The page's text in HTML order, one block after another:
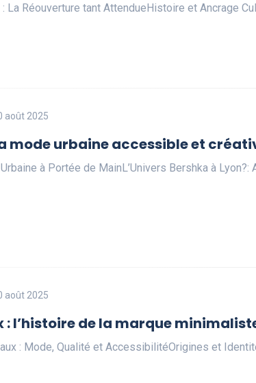
La Réouverture tant AttendueHistoire et Ancrage
août 2025
mode urbaine accessible et
à Portée de MainL’Univers Bershka à Lyon?:
août 2025
: l’histoire de la marque
: Mode, Qualité et AccessibilitéOrigines et